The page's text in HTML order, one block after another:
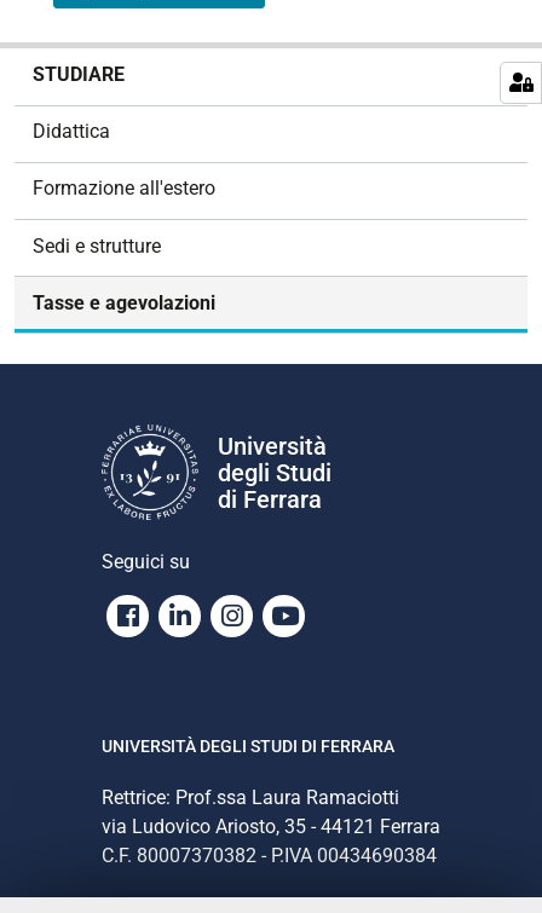
STUDIARE
Didattica
Formazione all'estero
Sedi e strutture
Tasse e agevolazioni
Università
degli Studi
di Ferrara
Seguici su
Facebook
LinkedinInstagram
Youtube
UNIVERSITÀ DEGLI STUDI DI FERRARA
Rettrice: Prof.ssa Laura Ramaciotti
via Ludovico Ariosto, 35 - 44121 Ferrara
C.F. 80007370382 - P.IVA 00434690384